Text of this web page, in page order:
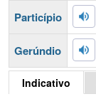
Particípio
Gerúndio
Indicativo